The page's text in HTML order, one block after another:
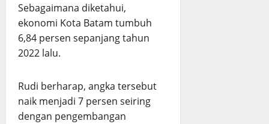
Sebagaimana diketahui,
ekonomi Kota Batam tumbuh
6,84 persen sepanjang tahun
2022 lalu.
Rudi berharap, angka tersebut
naik menjadi 7 persen seiring
dengan pengembangan